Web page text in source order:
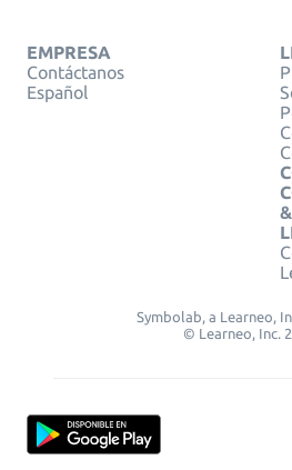
EMPRESA
Contáctanos
Español
Symbolab, a Learneo,
© Learneo, Inc.